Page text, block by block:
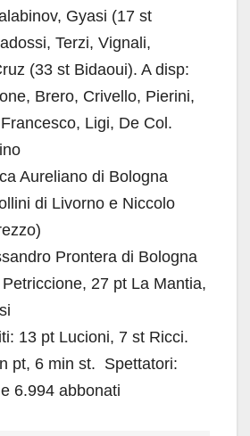
Gyasi (17 st
Terzi, Vignali,
(33 st Bidaoui). A disp:
Brero, Crivello, Pierini,
Ligi, De Col.
Aureliano di Bologna
di Livorno e Niccolo
Prontera di Bologna
27 pt La Mantia,
13 pt Lucioni, 7 st Ricci.
pt, 6 min st. Spettatori:
6.994 abbonati